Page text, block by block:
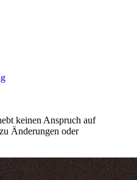
keinen Anspruch auf
Änderungen oder